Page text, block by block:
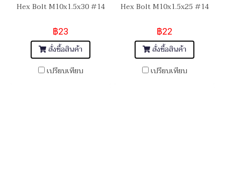
Hex Bolt M10x1.5x30 #14
฿23
สั่งซื้อสินค้า
เปรียบเทียบ
Hex Bolt M10x1.5x25 #14
฿22
สั่งซื้อสินค้า
เปรียบเทียบ